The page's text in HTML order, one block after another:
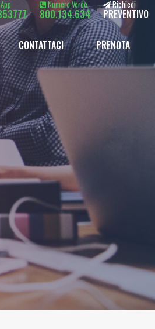
Numero Verde
800.134.634
Richiedi
PREVENTIVO
CONTATTACI PRENOTA